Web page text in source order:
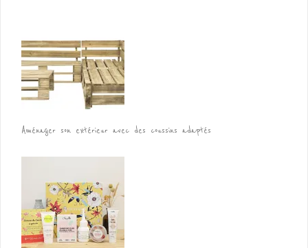
Aménager son extérieur avec des coussins adaptés